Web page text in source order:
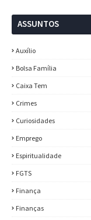
ASSUNTOS
Auxílio
Bolsa Família
Caixa Tem
Crimes
Curiosidades
Emprego
Espiritualidade
FGTS
Finança
Finanças